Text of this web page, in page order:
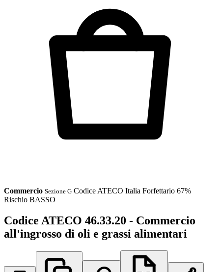
Commercio Sezione G Codice ATECO Italia Forfettario 67%
Rischio BASSO
Codice ATECO 46.33.20 - Commercio
all'ingrosso di oli e grassi alimentari